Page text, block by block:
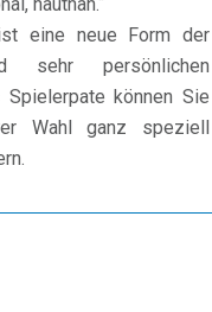
hautnah.“
eine neue Form der
sehr persönlichen
Spielerpate können Sie
Wahl ganz speziell